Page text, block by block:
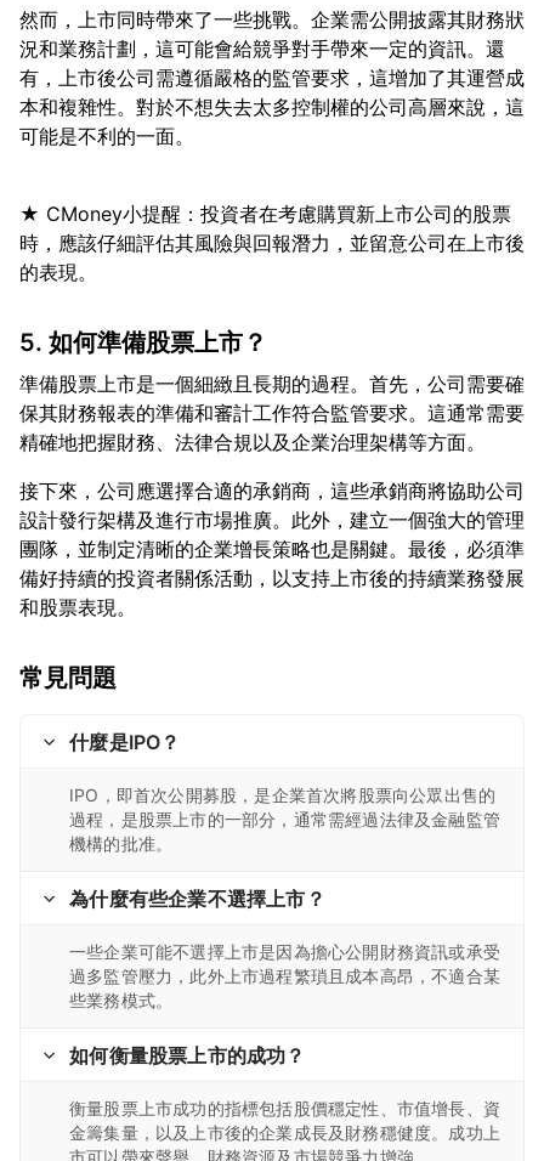
然而，上市同時帶來了一些挑戰。企業需公開披露其財務狀
況和業務計劃，這可能會給競爭對手帶來一定的資訊。還
有，上市後公司需遵循嚴格的監管要求，這增加了其運營成
本和複雜性。對於不想失去太多控制權的公司高層來說，這
★ CMoney小提醒：投資者在考慮購買新上市公司的股票
時，應該仔細評估其風險與回報潛力，並留意公司在上市後
5. 如何準備股票上市？
準備股票上市是一個細緻且長期的過程。首先，公司需要確
保其財務報表的準備和審計工作符合監管要求。這通常需要
接下來，公司應選擇合適的承銷商，這些承銷商將協助公司
設計發行架構及進行市場推廣。此外，建立一個強大的管理
團隊，並制定清晰的企業增長策略也是關鍵。最後，必須準
備好持續的投資者關係活動，以支持上市後的持續業務發展
常見問題
什麼是IPO？
IPO，即首次公開募股，是企業首次將股票向公眾出售的
過程，是股票上市的一部分，通常需經過法律及金融監管
機構的批准。
為什麼有些企業不選擇上市？
一些企業可能不選擇上市是因為擔心公開財務資訊或承受
過多監管壓力，此外上市過程繁瑣且成本高昂，不適合某
些業務模式。
如何衡量股票上市的成功？
衡量股票上市成功的指標包括股價穩定性、市值增長、資
金籌集量，以及上市後的企業成長及財務穩健度。成功上
市可以帶來聲譽、財務資源及市場競爭力增強。